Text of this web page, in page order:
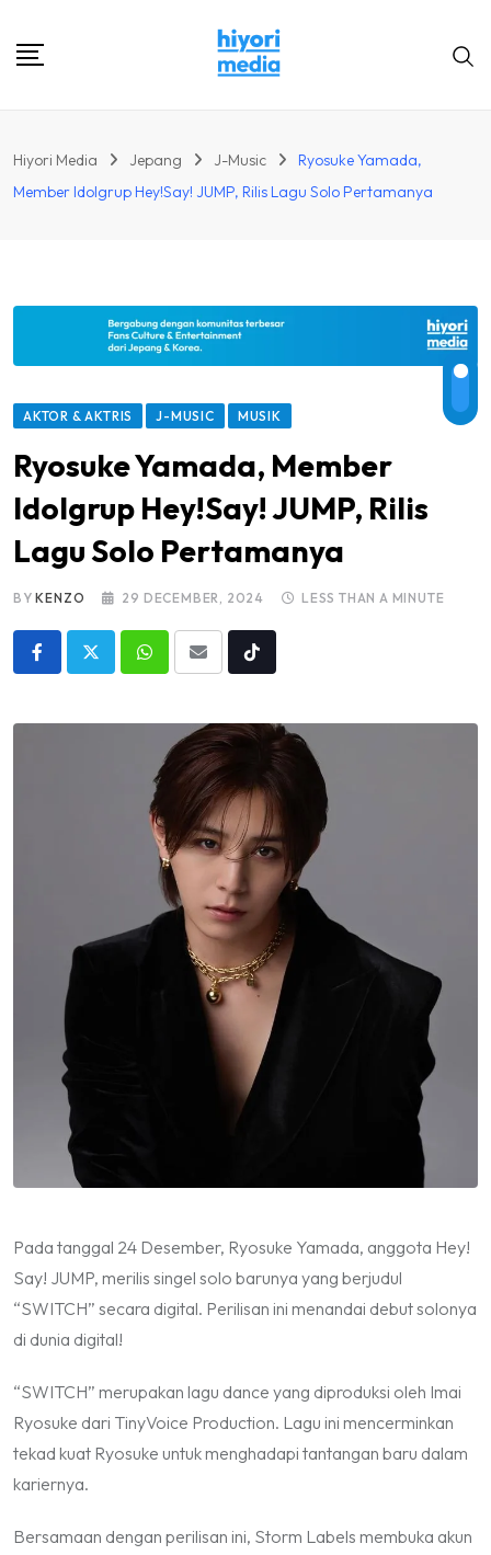
Hiyori Media Jepang J-Music
Ryosuke Yamada,
Member Idolgrup Hey!Say! JUMP, Rilis Lagu Solo Pertamanya
AKTOR & AKTRIS J-MUSIC MUSIK
Ryosuke Yamada, Member
Idolgrup Hey!Say! JUMP, Rilis
Lagu Solo Pertamanya
BYKENZO 29 DECEMBER, 2024 LESS THAN A MINUTE
Whatsapp
Share
Email
Tiktok
Pada tanggal 24 Desember, Ryosuke Yamada, anggota Hey!
Say! JUMP, merilis singel solo barunya yang berjudul
“SWITCH” secara digital. Perilisan ini menandai debut solonya
di dunia digital!
“SWITCH” merupakan lagu dance yang diproduksi oleh Imai
Ryosuke dari TinyVoice Production. Lagu ini mencerminkan
tekad kuat Ryosuke untuk menghadapi tantangan baru dalam
kariernya.
Bersamaan dengan perilisan ini, Storm Labels membuka akun